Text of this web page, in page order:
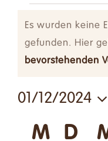
Hinweis
Es wurden keine
gefunden. Hier
bevorstehenden
01/12/2024
wählen.
Kalender
M D